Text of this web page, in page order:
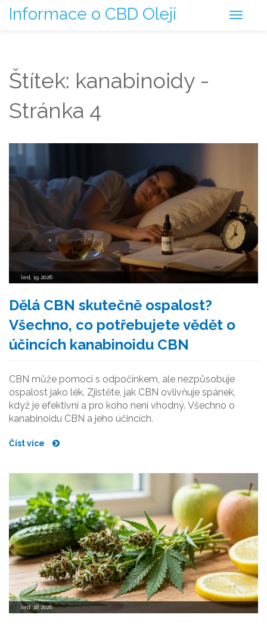
Informace o CBD Oleji
Štítek: kanabinoidy -
Stránka 4
led, 19 2026
Dělá CBN skutečně ospalost?
Všechno, co potřebujete vědět o
účincích kanabinoidu CBN
CBN může pomoci s odpočinkem, ale nezpůsobuje
ospalost jako lék. Zjistěte, jak CBN ovlivňuje spánek,
když je efektivní a pro koho není vhodný. Všechno o
kanabinoidu CBN a jeho účincích.
Číst více
led, 18 2026